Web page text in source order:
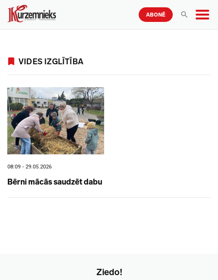
ABONĒ
VIDES IZGLĪTĪBA
08:09 - 29.05.2026
Bērni mācās saudzēt dabu
Ziedo!